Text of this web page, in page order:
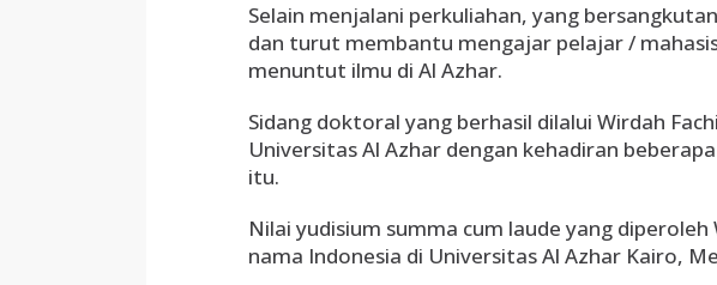
Selain menjalani perkuliahan, yang
dan turut membantu mengajar pelajar /
menuntut ilmu di Al Azhar.
Sidang doktoral yang berhasil dilalui Wirdah
Universitas Al Azhar dengan kehadiran
itu.
Nilai yudisium summa cum laude yang
nama Indonesia di Universitas Al Azhar Kairo,